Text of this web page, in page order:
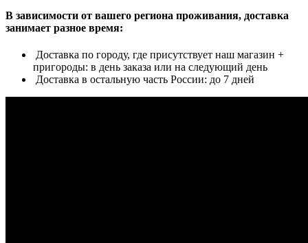
В зависимости от вашего региона проживания, доставка
занимает разное время:
Доставка по городу, где присутствует наш магазин +
пригороды: в день заказа или на следующий день
Доставка в остальную часть России: до 7 дней